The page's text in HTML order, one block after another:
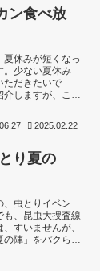
ン食べ放
夏休みが短くなっ
。少ない夏休み
ただきたいで
介しますが、こち
2025.02.22
り夏の
、虫とりイベン
も、昆虫大捜査線
すいませんが、
の陣」をパクらせ